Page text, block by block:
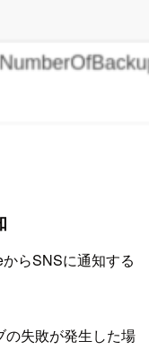
らSNSに通知する
失敗が発生した場